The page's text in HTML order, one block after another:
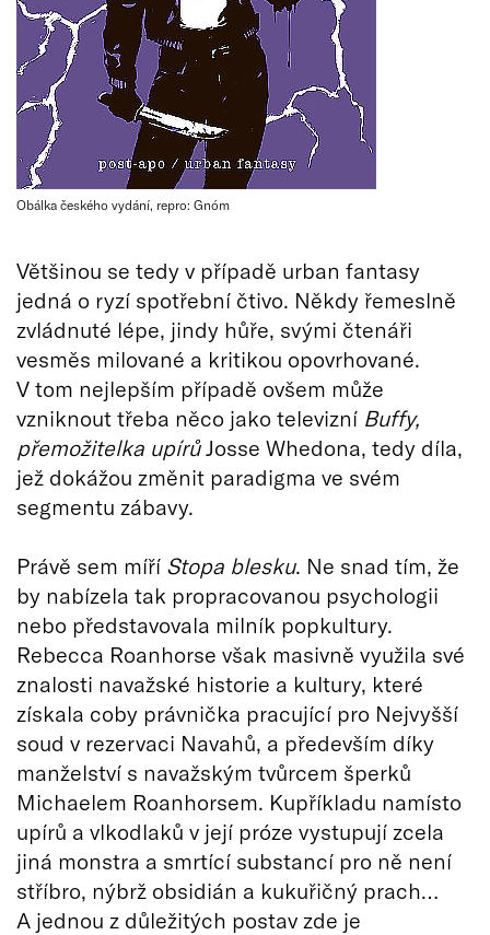
Obálka českého vydání, repro: Gnóm
Většinou se tedy v případě urban fantasy
jedná o ryzí spotřební čtivo. Někdy řemeslně
zvládnuté lépe, jindy hůře, svými čtenáři
vesměs milované a kritikou opovrhované.
V tom nejlepším případě ovšem může
vzniknout třeba něco jako televizní Buffy,
přemožitelka upírůJosse Whedona, tedy díla,
jež dokážou změnit paradigma ve svém
segmentu zábavy.
Právě sem míří Stopa blesku. Ne snad tím, že
by nabízela tak propracovanou psychologii
nebo představovala milník popkultury.
Rebecca Roanhorse však masivně využila své
znalosti navažské historie a kultury, které
získala coby právnička pracující pro Nejvyšší
soud v rezervaci Navahů, a především díky
manželství s navažským tvůrcem šperků
Michaelem Roanhorsem. Kupříkladu namísto
upírů a vlkodlaků v její próze vystupují zcela
jiná monstra a smrtící substancí pro ně není
stříbro, nýbrž obsidián a kukuřičný prach…
A jednou z důležitých postav zde je